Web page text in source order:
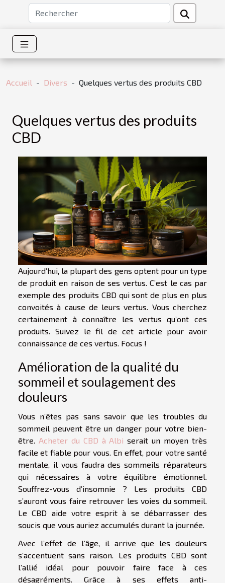
Accueil Divers Quelques vertus des produits CBD
Quelques vertus des produits
CBD
Aujourd’hui, la plupart des gens optent pour un type
de produit en raison de ses vertus. C’est le cas par
exemple des produits CBD qui sont de plus en plus
convoités à cause de leurs vertus. Vous cherchez
certainement à connaître les vertus qu’ont ces
produits. Suivez le fil de cet article pour avoir
connaissance de ces vertus. Focus !
Amélioration de la qualité du
sommeil et soulagement des
douleurs
Vous n’êtes pas sans savoir que les troubles du
sommeil peuvent être un danger pour votre bien-
être. Acheter du CBD à Albi serait un moyen très
facile et fiable pour vous. En effet, pour votre santé
mentale, il vous faudra des sommeils réparateurs
qui nécessaires à votre équilibre émotionnel.
Souffrez-vous d’insomnie ? Les produits CBD
s’auront vous faire retrouver les voies du sommeil.
Le CBD aide votre esprit à se débarrasser des
soucis que vous auriez accumulés durant la journée.
Avec l’effet de l’âge, il arrive que les douleurs
s’accentuent sans raison. Les produits CBD sont
l’allié idéal pour pouvoir faire face à ces
désagréments. Grâce à ses effets anti-